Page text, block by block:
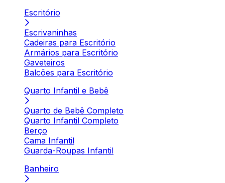
Escritório
Escrivaninhas
Cadeiras para Escritório
Armários para Escritório
Gaveteiros
Balcões para Escritório
Quarto Infantil e Bebê
Quarto de Bebê Completo
Quarto Infantil Completo
Berço
Cama Infantil
Guarda-Roupas Infantil
Banheiro